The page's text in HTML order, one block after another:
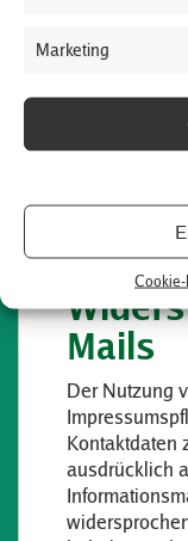
Marketing
unentgeltliche
deren
der
Berichtigung,
Daten.
sich jederzeit
Mails
Der Nutzung
Kontaktdaten
ausdrücklich